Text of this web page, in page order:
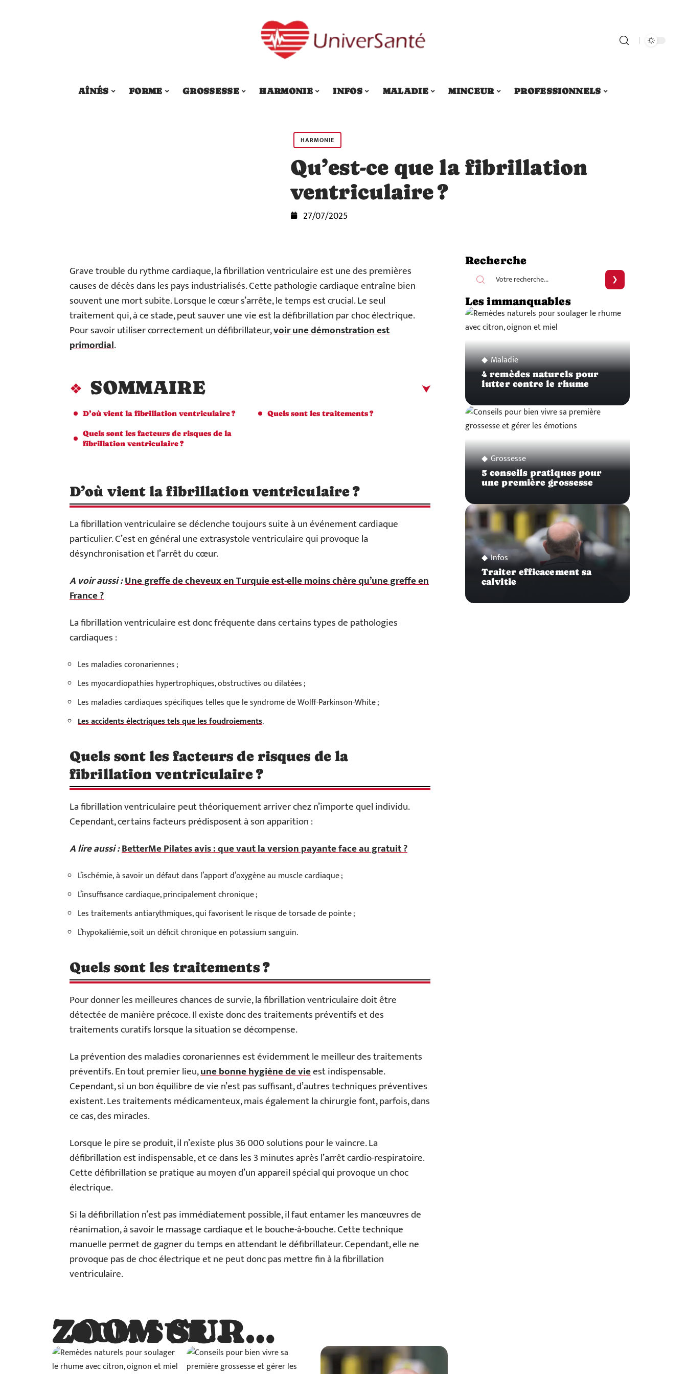
AÎNÉS FORME GROSSESSE HARMONIE INFOS MALADIE MINCEUR PROFESSIONNELS
HARMONIE
Qu’est-ce que la fibrillation
ventriculaire ?
27/07/2025
Grave trouble du rythme cardiaque, la fibrillation ventriculaire est une des premières
causes de décès dans les pays industrialisés. Cette pathologie cardiaque entraîne bien
souvent une mort subite. Lorsque le cœur s’arrête, le temps est crucial. Le seul
traitement qui, à ce stade, peut sauver une vie est la défibrillation par choc électrique.
Pour savoir utiliser correctement un défibrillateur,voir une démonstration est
primordial.
SOMMAIRE
D’où vient la fibrillation ventriculaire ?
Quels sont les facteurs de risques de la
fibrillation ventriculaire ?
Quels sont les traitements ?
D’où vient la fibrillation ventriculaire ?
La fibrillation ventriculaire se déclenche toujours suite à un événement cardiaque
particulier. C’est en général une extrasystole ventriculaire qui provoque la
désynchronisation et l’arrêt du cœur.
A voir aussi :Une greffe de cheveux en Turquie est-elle moins chère qu’une greffe en
France ?
La fibrillation ventriculaire est donc fréquente dans certains types de pathologies
cardiaques :
Les maladies coronariennes ;
Les myocardiopathies hypertrophiques, obstructives ou dilatées ;
Les maladies cardiaques spécifiques telles que le syndrome de Wolff-Parkinson-White ;
Les accidents électriques tels que les foudroiements.
Quels sont les facteurs de risques de la
fibrillation ventriculaire ?
La fibrillation ventriculaire peut théoriquement arriver chez n’importe quel individu.
Cependant, certains facteurs prédisposent à son apparition :
A lire aussi :BetterMe Pilates avis : que vaut la version payante face au gratuit ?
L’ischémie, à savoir un défaut dans l’apport d’oxygène au muscle cardiaque ;
L’insuffisance cardiaque, principalement chronique ;
Les traitements antiarythmiques, qui favorisent le risque de torsade de pointe ;
L’hypokaliémie, soit un déficit chronique en potassium sanguin.
Quels sont les traitements ?
Pour donner les meilleures chances de survie, la fibrillation ventriculaire doit être
détectée de manière précoce. Il existe donc des traitements préventifs et des
traitements curatifs lorsque la situation se décompense.
La prévention des maladies coronariennes est évidemment le meilleur des traitements
préventifs. En tout premier lieu,une bonne hygiène de vieest indispensable.
Cependant, si un bon équilibre de vie n’est pas suffisant, d’autres techniques préventives
existent. Les traitements médicamenteux, mais également la chirurgie font, parfois, dans
ce cas, des miracles.
Lorsque le pire se produit, il n’existe plus 36 000 solutions pour le vaincre. La
défibrillation est indispensable, et ce dans les 3 minutes après l’arrêt cardio-respiratoire.
Cette défibrillation se pratique au moyen d’un appareil spécial qui provoque un choc
électrique.
Si la défibrillation n’est pas immédiatement possible, il faut entamer les manœuvres de
réanimation, à savoir le massage cardiaque et le bouche-à-bouche. Cette technique
manuelle permet de gagner du temps en attendant le défibrillateur. Cependant, elle ne
provoque pas de choc électrique et ne peut donc pas mettre fin à la fibrillation
ventriculaire.
ZOOM SUR…
ZOOM SUR…
Recherche
Les immanquables
Maladie
4 remèdes naturels pour
lutter contre le rhume
Grossesse
5 conseils pratiques pour
une première grossesse
Infos
Traiter efficacement sa
calvitie